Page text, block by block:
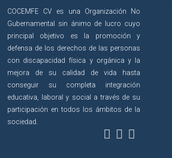
COCEMFE CV es una Organización No
Gubernamental sin ánimo de lucro cuyo
principal objetivo es la promoción y
defensa de los derechos de las personas
con discapacidad física y orgánica y la
mejora de su calidad de vida hasta
conseguir su completa integración
educativa, laboral y social a través de su
participación en todos los ámbitos de la
sociedad.